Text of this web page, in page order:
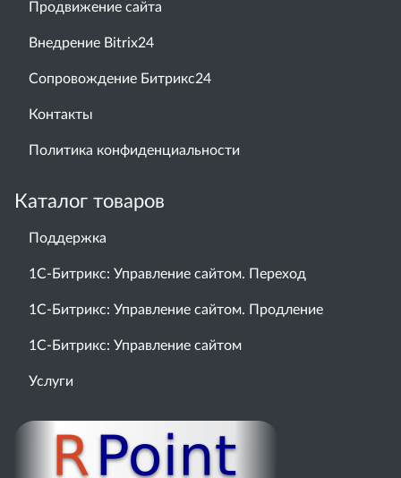
Продвижение сайта
Внедрение Bitrix24
Сопровождение Битрикс24
Контакты
Политика конфиденциальности
Каталог товаров
Поддержка
1С-Битрикс: Управление сайтом. Переход
1С-Битрикс: Управление сайтом. Продление
1С-Битрикс: Управление сайтом
Услуги